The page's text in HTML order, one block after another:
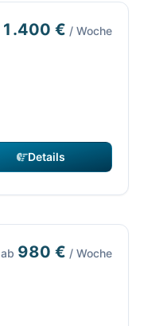
1.400 € / Woche
Details
ab 980 € / Woche